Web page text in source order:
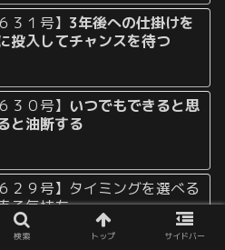
３１号】 3年後への仕掛けを
投入してチャンスを待つ
３０号】 いつでもできると思
と油断する
２９号】タイミングを選べる
る気持ち
検索 トップ サイドバー